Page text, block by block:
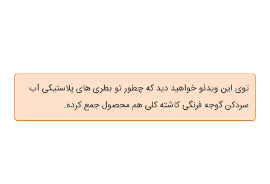
توی این ویدئو خواهید دید که چطور تو بطری های پلاستیکی آب
سردکن گوجه فرنگی کاشته کلی هم محصول جمع کرده.